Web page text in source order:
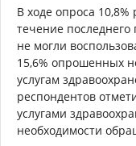
В ходе опроса
течение последнего
не могли
15,6% опрошенных
услугам
респондентов
услугами
необходимости